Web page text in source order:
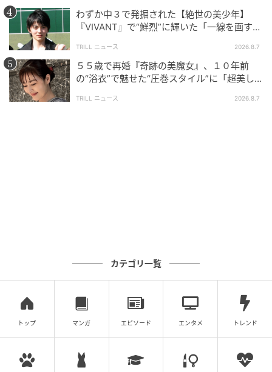
わずか中３で発掘された【絶世の美少年】
『VIVANT』で“鮮烈”に輝いた「一線を画す」
TRILL ニュース 2026.8.7
５５歳で再婚『奇跡の美魔女』、１０年前
の“浴衣”で魅せた“圧巻スタイル”に「超美し
TRILL ニュース 2026.8.7
カテゴリ一覧
トップ マンガ エピソード エンタメ トレンド